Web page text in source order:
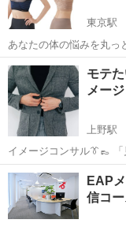
東京駅
あなたの体の悩みを丸っと解決⁉️ コロナ禍以降、働
化。 在宅(オンライン)勤
今、こんな不調が急増しています。 ・首が前
ク ・寝ても疲れが取れ
東京 中央区 東京
モテ
メー
上野駅
イメージコンサル👔👞 「見た目」は第一印象を左右する、最強の武器
です✨ 社会的な立場を
い方、TPOに合った装
わしい外見をデザインし
東京 中央区
EAP
信コ